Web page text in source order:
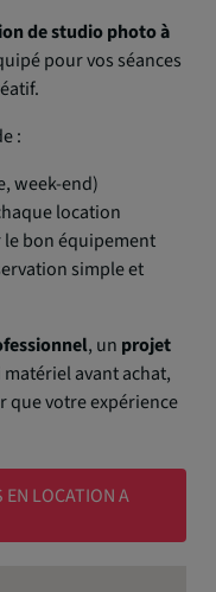
de studio photo à
pour vos séances
:
week-end)
location
bon équipement
simple et
, un projet
avant achat,
que votre expérience
EN LOCATION A